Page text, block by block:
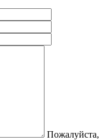
Пожалуйста,